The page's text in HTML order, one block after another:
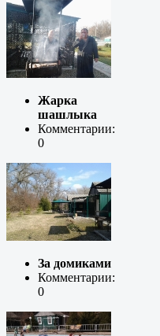
Жарка
шашлыка
Комментарии:
0
За домиками
Комментарии:
0